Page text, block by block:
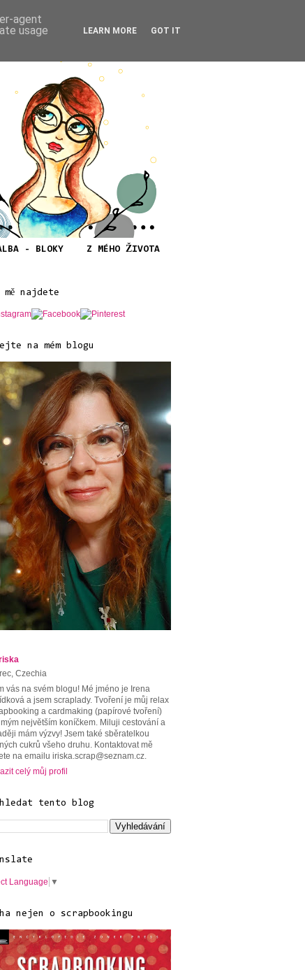
- BLOKY Z MÉHO ŽIVOTA
mě najdete
na mém blogu
Czechia
vás na svém blogu! Mé jméno je Irena
a jsem scraplady. Tvoření je můj relax
a cardmaking (papírové tvoření)
největším koníčkem. Miluji cestování a
mám výzvy! Jsem také sběratelkou
cukrů všeho druhu. Kontaktovat mě
na emailu iriska.scrap@seznam.cz.
celý můj profil
tento blog
Language ▼
nejen o scrapbookingu
agent
usage
LEARN MORE GOT IT